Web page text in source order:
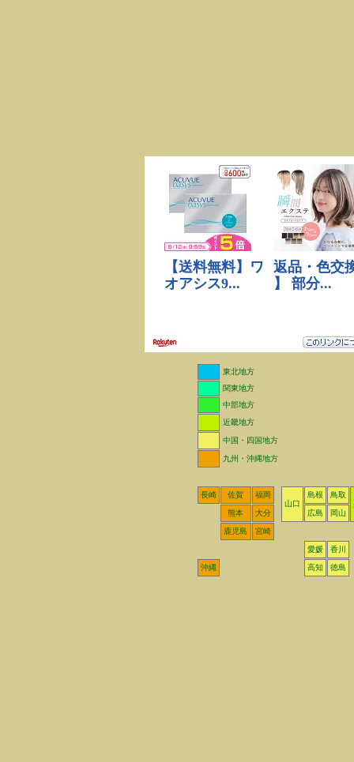
東北地方
関東地方
中部地方
近畿地方
中国・四国地方
九州・沖縄地方
長崎 佐賀
福岡
山口
島根
鳥取
熊本
大分 広島 岡山
鹿児島 宮崎
愛媛 香川
沖縄 高知 徳島